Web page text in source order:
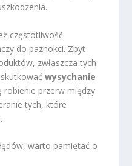
częstotliwość
do paznokci. Zbyt
zwłaszcza tych
skutkowaćwysychanie
robienie przerw między
tych, które
warto pamiętać o